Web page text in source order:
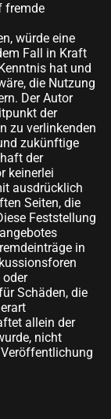
fremde
würde eine
Fall in Kraft
hat und
die Nutzung
Der Autor
der
zu verlinkenden
zukünftige
der
keinerlei
ausdrücklich
Seiten, die
Feststellung
in
Schäden, die
allein der
nicht